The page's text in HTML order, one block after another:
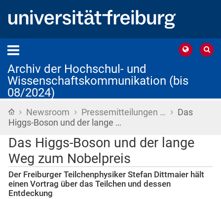
Archiv der Hochschul- und
Wissenschaftskommunikation (bis
08/2024)
Startseite
› Newsroom › Pressemitteilungen … › Das
Higgs-Boson und der lange …
Das Higgs-Boson und der lange
Weg zum Nobelpreis
Der Freiburger Teilchenphysiker Stefan Dittmaier hält
einen Vortrag über das Teilchen und dessen
Entdeckung